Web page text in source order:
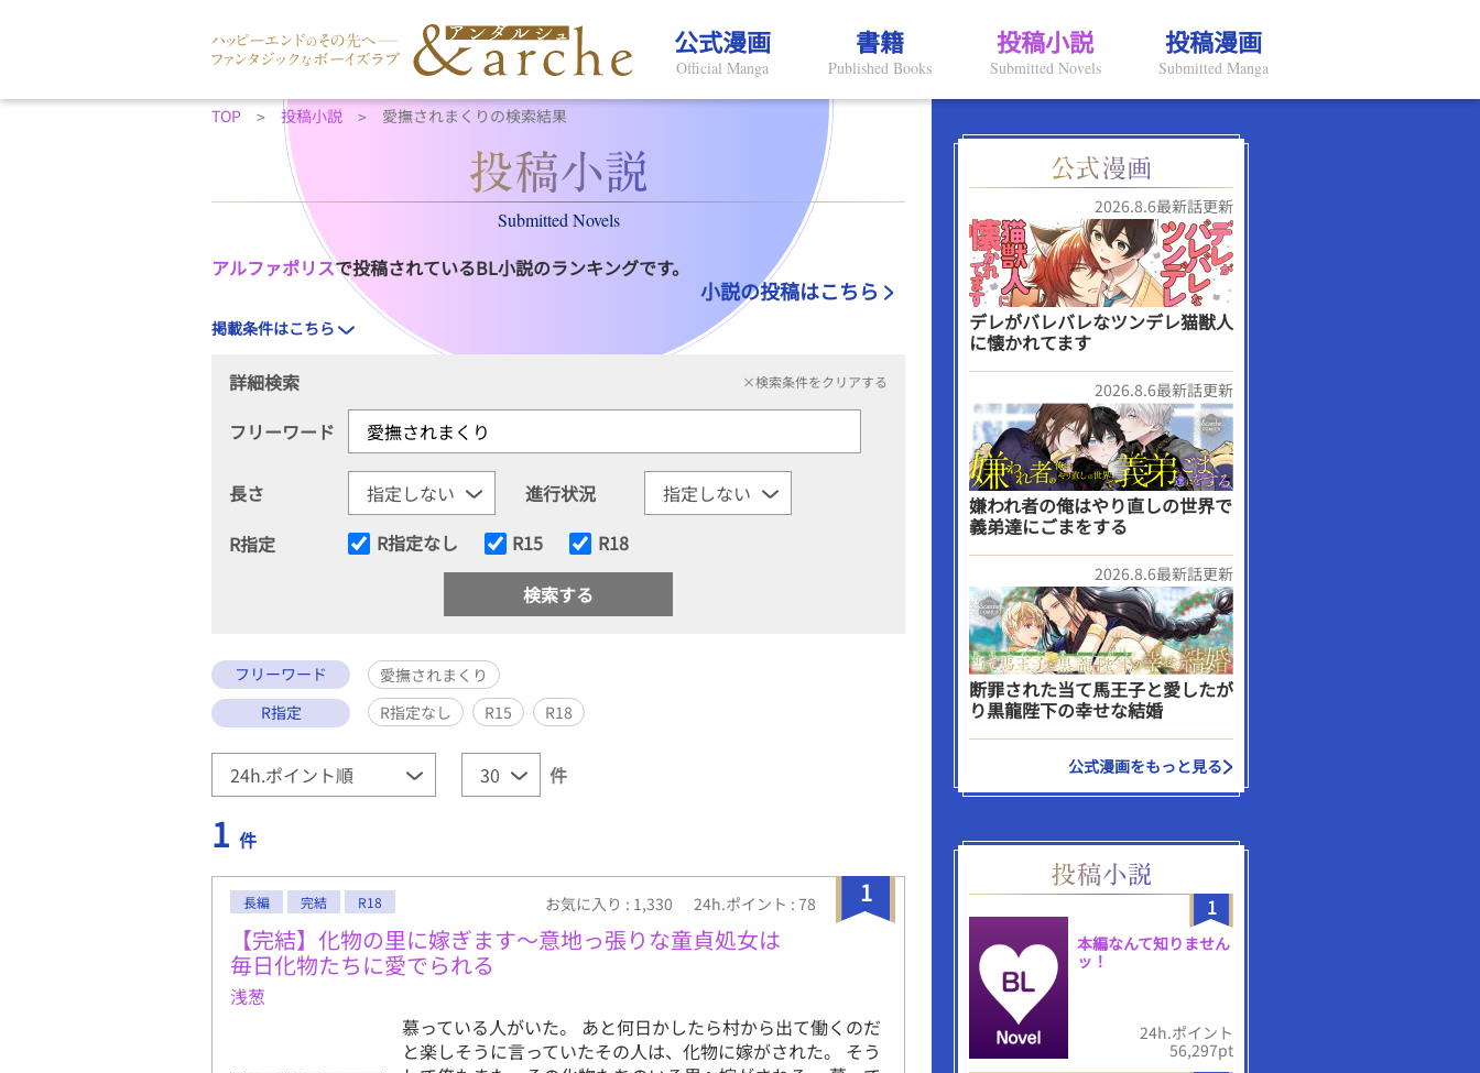
公式漫画
Official Manga
書籍
Published Books
投稿小説
Submitted Novels
投稿漫画
Submitted Manga
TOP 投稿小説 愛撫されまくりの検索結果
Submitted Novels
アルファポリスで投稿されているBL小説のランキングです。
小説の投稿はこちら
掲載条件はこちら
詳細検索 ×検索条件をクリアする
フリーワード
長さ
進行状況
R指定
R指定なし R15 R18
フリーワード
愛撫されまくり
R指定
R指定なし R15 R18
件
1 件
1
長編 完結 R18 お気に入り : 1,330 24h.ポイント : 78
【完結】化物の里に嫁ぎます～意地っ張りな童貞処女は
毎日化物たちに愛でられる
浅葱
慕っている人がいた。 あと何日かしたら村から出て働くのだ
と楽しそうに言っていたその人は、化物に嫁がされた。 そう
2026.8.6最新話更新
デレがバレバレなツンデレ猫獣人
に懐かれてます
2026.8.6最新話更新
嫌われ者の俺はやり直しの世界で
義弟達にごまをする
2026.8.6最新話更新
断罪された当て馬王子と愛したが
り黒龍陛下の幸せな結婚
公式漫画をもっと見る
1
本編なんて知りません
ッ！
24h.ポイント
56,297pt